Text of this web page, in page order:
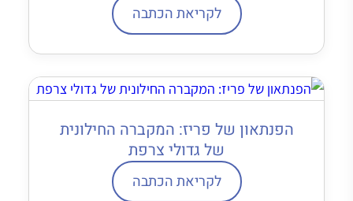
לקריאת הכתבה
הפנתאון של פריז: המקברה החילונית
של גדולי צרפת
לקריאת הכתבה